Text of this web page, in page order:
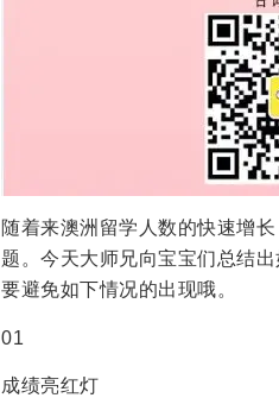
随着来澳洲留学人数的快速增
题。今天大师兄向宝宝们总结
要避免如下情况的出现哦。
01
成绩亮红灯